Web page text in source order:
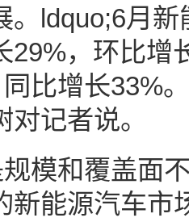
。ldquo;6月
29%，环比增
比增长33%
记者说。
模和覆盖面
新能源汽车市